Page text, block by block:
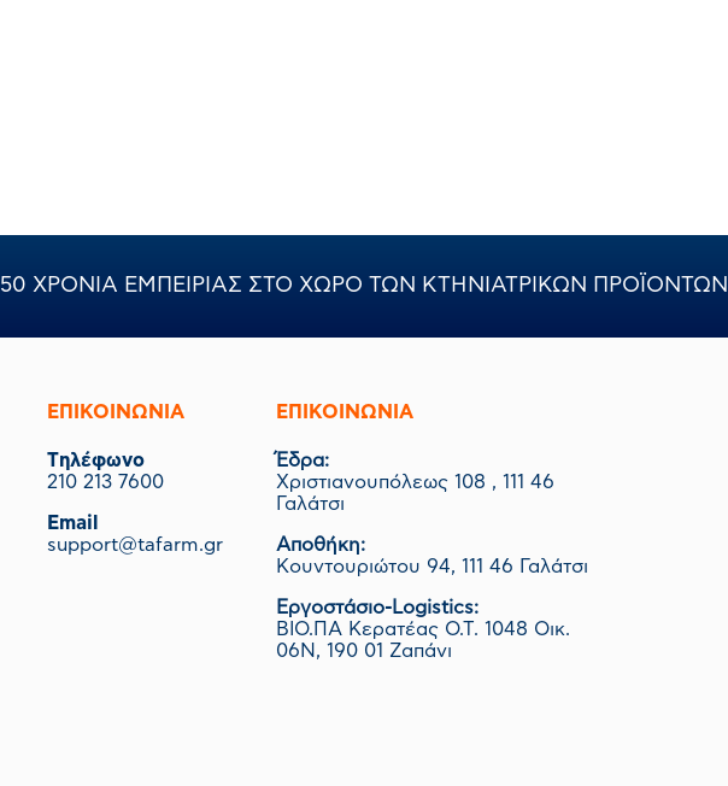
50 ΧΡΟΝΙΑ ΕΜΠΕΙΡΙΑΣ ΣΤΟ ΧΩΡΟ ΤΩΝ ΚΤΗΝΙΑΤΡΙΚΩΝ ΠΡΟΪΟΝΤΩΝ
ΕΠΙΚΟΙΝΩΝΙΑ
Tηλέφωνο
210 213 7600
Email
support@tafarm.gr
ΕΠΙΚΟΙΝΩΝΊΑ
Έδρα:
Χριστιανουπόλεως 108 , 111 46
Γαλάτσι
Αποθήκη:
Κουντουριώτου 94, 111 46 Γαλάτσι
Εργοστάσιο-Logistics:
ΒΙΟ.ΠΑ Κερατέας Ο.Τ. 1048 Οικ.
06Ν, 190 01 Ζαπάνι